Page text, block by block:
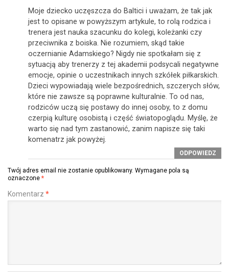
Moje dziecko uczęszcza do Baltici i uważam, że tak jak
jest to opisane w powyższym artykule, to rolą rodzica i
trenera jest nauka szacunku do kolegi, koleżanki czy
przeciwnika z boiska. Nie rozumiem, skąd takie
oczernianie Adamskiego? Nigdy nie spotkałam się z
sytuacją aby trenerzy z tej akademii podsycali negatywne
emocje, opinie o uczestnikach innych szkółek piłkarskich.
Dzieci wypowiadają wiele bezpośrednich, szczerych słów,
które nie zawsze są poprawne kulturalnie. To od nas,
rodziców uczą się postawy do innej osoby, to z domu
czerpią kulturę osobistą i część światopoglądu. Myślę, że
warto się nad tym zastanowić, zanim napisze się taki
komenatrz jak powyżej.
ODPOWIEDZ
Twój adres email nie zostanie opublikowany. Wymagane pola są
oznaczone *
Komentarz *